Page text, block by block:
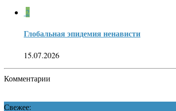
2
Глобальная эпидемия ненависти
15.07.2026
Комментарии
Свежее: